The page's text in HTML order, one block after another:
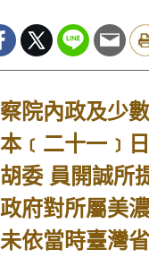
內政及少數
﹝二十一﹞
委 員開誠所
府對所屬美
依當時臺灣